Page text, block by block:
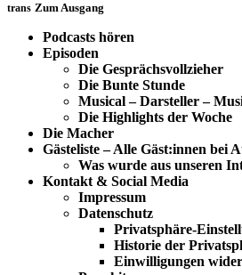
trans Zum Ausgang
Podcasts hören
Episoden
Die Gesprächsvollzieher
Die Bunte Stunde
Musical – Darsteller –
Die Highlights der Woche
Die Macher
Gästeliste – Alle Gäst:innen bei
Was wurde aus unseren
Kontakt & Social Media
Impressum
Datenschutz
Privatsphäre-
Historie der
Einwilligungen